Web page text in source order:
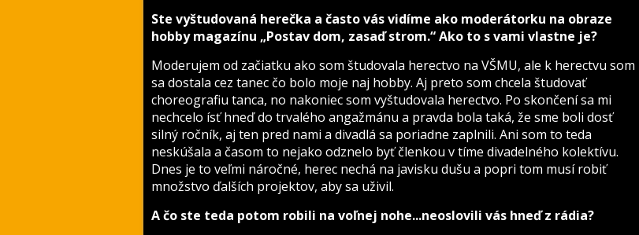
Ste vyštudovaná herečka a často vás vidíme ako moderátorku na obraze
hobby magazínu „Postav dom, zasaď strom.“ Ako to s vami vlastne je?
Moderujem od začiatku ako som študovala herectvo na VŠMU, ale k herectvu som
sa dostala cez tanec čo bolo moje naj hobby. Aj preto som chcela študovať
choreografiu tanca, no nakoniec som vyštudovala herectvo. Po skončení sa mi
nechcelo ísť hneď do trvalého angažmánu a pravda bola taká, že sme boli dosť
silný ročník, aj ten pred nami a divadlá sa poriadne zaplnili. Ani som to teda
neskúšala a časom to nejako odznelo byť členkou v tíme divadelného kolektívu.
Dnes je to veľmi náročné, herec nechá na javisku dušu a popri tom musí robiť
množstvo ďalších projektov, aby sa uživil.
A čo ste teda potom robili na voľnej nohe...neoslovili vás hneď z rádia?